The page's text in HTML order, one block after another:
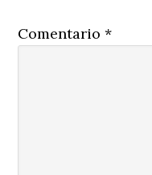
Comentario*